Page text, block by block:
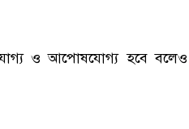
ও আপোষযোগ্য হবে